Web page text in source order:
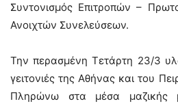
Συντονισμός Επιτροπών –
Ανοιχτών Συνελεύσεων.
Την περασμένη Τετάρτη 23/3
γειτονιές της Αθήνας και του
Πληρώνω στα μέσα μαζικής